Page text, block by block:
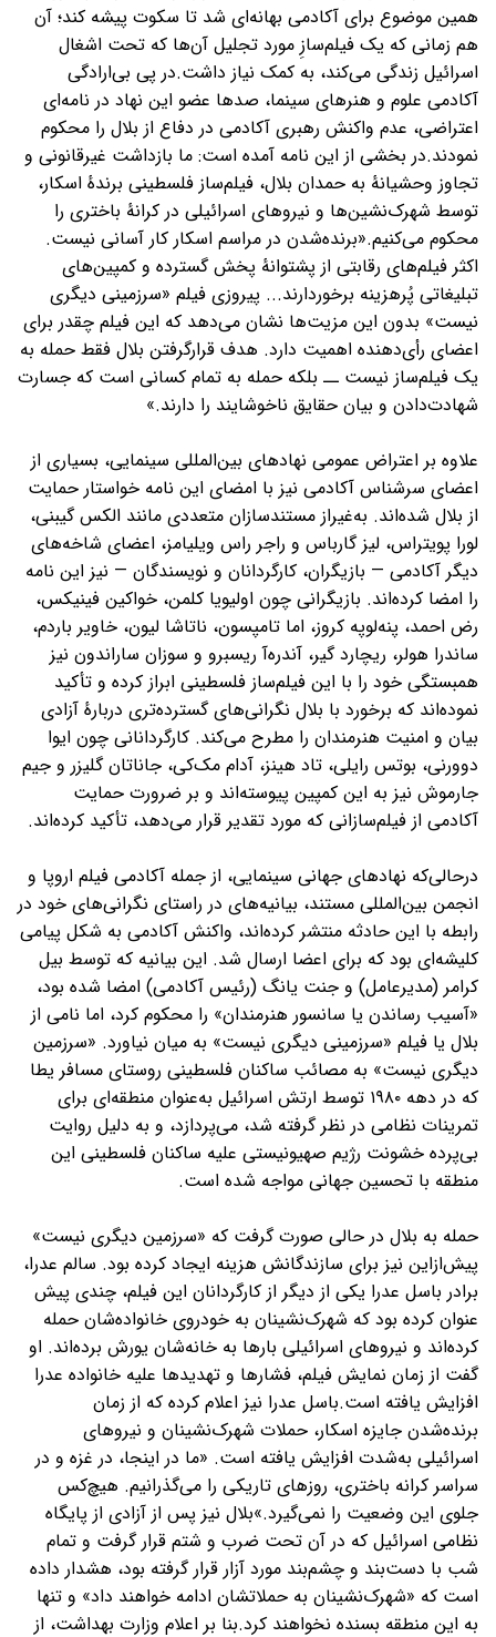
همین موضوع برای آکادمی بهانه‌ای شد تا سکوت پیشه کند؛ آن
هم زمانی که یک فیلم‌سازِ مورد تجلیل آن‌ها که تحت اشغال
اسرائیل زندگی می‌کند، به کمک نیاز داشت.در پی بی‌ارادگی
آکادمی علوم و هنرهای سینما، صدها عضو این نهاد در نامه‌ای
اعتراضی، عدم واکنش رهبری آکادمی در دفاع از بلال را محکوم
نمودند.در بخشی از این نامه آمده است: ما بازداشت غیرقانونی و
تجاوز وحشیانهٔ به حمدان بلال، فیلم‌ساز فلسطینی برندهٔ اسکار،
توسط شهرک‌نشین‌ها و نیروهای اسرائیلی در کرانهٔ باختری را
محکوم می‌کنیم.«برنده‌شدن در مراسم اسکار کار آسانی نیست.
اکثر فیلم‌های رقابتی از پشتوانهٔ پخش گسترده و کمپین‌های
تبلیغاتی پُرهزینه برخوردارند... پیروزی فیلم «سرزمینی دیگری
نیست» بدون این مزیت‌ها نشان می‌دهد که این فیلم چقدر برای
اعضای رأی‌دهنده اهمیت دارد. هدف قرارگرفتن بلال فقط حمله به
یک فیلم‌ساز نیست ــ بلکه حمله به تمام کسانی است که جسارت
شهادت‌دادن و بیان حقایق ناخوشایند را دارند.»
علاوه بر اعتراض عمومی نهادهای بین‌المللی سینمایی، بسیاری از
اعضای سرشناس آکادمی نیز با امضای این نامه خواستار حمایت
از بلال شده‌اند. به‌غیراز مستندسازان متعددی مانند الکس گیبنی،
لورا پویتراس، لیز گارباس و راجر راس ویلیامز، اعضای شاخه‌های
دیگر آکادمی — بازیگران، کارگردانان و نویسندگان — نیز این نامه
را امضا کرده‌اند. بازیگرانی چون اولیویا کلمن، خواکین فینیکس،
رض احمد، پنه‌لوپه کروز، اما تامپسون، ناتاشا لیون، خاویر باردم،
ساندرا هولر، ریچارد گیر، آندره‌آ ریسبرو و سوزان ساراندون نیز
همبستگی خود را با این فیلم‌ساز فلسطینی ابراز کرده‌ و تأکید
نموده‌اند که برخورد با بلال نگرانی‌های گسترده‌تری دربارهٔ آزادی
بیان و امنیت هنرمندان را مطرح می‌کند. کارگردانانی چون ایوا
دوورنی، بوتس رایلی، تاد هینز، آدام مک‌کی، جاناتان گلیزر و جیم
جارموش نیز به این کمپین پیوسته‌اند و بر ضرورت حمایت
آکادمی از فیلم‌سازانی که مورد تقدیر قرار می‌دهد، تأکید کرده‌اند.
درحالی‌که نهادهای جهانی سینمایی، از جمله آکادمی فیلم اروپا و
انجمن بین‌المللی مستند، بیانیه‌های در راستای نگرانی‌های خود در
رابطه با این حادثه منتشر کرده‌اند، واکنش آکادمی به شکل پیامی
کلیشه‌ای بود که برای اعضا ارسال شد. این بیانیه که توسط بیل
کرامر (مدیرعامل) و جنت یانگ (رئیس آکادمی) امضا شده بود،
«آسیب رساندن یا سانسور هنرمندان» را محکوم کرد، اما نامی از
بلال یا فیلم «سرزمینی دیگری نیست» به میان نیاورد. «سرزمین
دیگری نیست» به مصائب ساکنان فلسطینی روستای مسافر یطا
که در دهه ۱۹۸۰ توسط ارتش اسرائیل به‌عنوان منطقه‌ای برای
تمرینات نظامی در نظر گرفته شد، می‌پردازد، و به دلیل روایت
بی‌پرده خشونت رژیم صهیونیستی علیه ساکنان فلسطینی این
منطقه با تحسین جهانی مواجه شده است.
حمله به بلال در حالی صورت گرفت که «سرزمین دیگری نیست»
پیش‌ازاین نیز برای سازندگانش هزینه ایجاد کرده بود. سالم عدرا،
برادر باسل عدرا یکی از دیگر از کارگردانان این فیلم، چندی پیش
عنوان کرده بود که شهرک‌نشینان به خودروی خانواده‌شان حمله
کرده‌اند و نیروهای اسرائیلی بارها به خانه‌شان یورش برده‌اند. او
گفت از زمان نمایش فیلم، فشارها و تهدیدها علیه خانواده عدرا
افزایش یافته است.باسل عدرا نیز اعلام کرده که از زمان
برنده‌شدن جایزه اسکار، حملات شهرک‌نشینان و نیروهای
اسرائیلی به‌شدت افزایش یافته است. «ما در اینجا، در غزه و در
سراسر کرانه باختری، روزهای تاریکی را می‌گذرانیم. هیچ‌کس
جلوی این وضعیت را نمی‌گیرد.»بلال نیز پس از آزادی از پایگاه
نظامی اسرائیل که در آن تحت ضرب و شتم قرار گرفت و تمام
شب با دست‌بند و چشم‌بند مورد آزار قرار گرفته بود، هشدار داده
است که «شهرک‌نشینان به حملاتشان ادامه خواهند داد» و تنها
به این منطقه بسنده نخواهند کرد.بنا بر اعلام وزارت بهداشت، از